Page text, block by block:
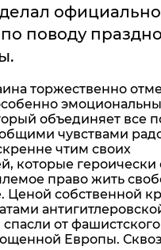
поводу
торжественно
объединяет все
чувствами
чтим своих
которые героически
право жить
Ценой собственной
от
Европы.